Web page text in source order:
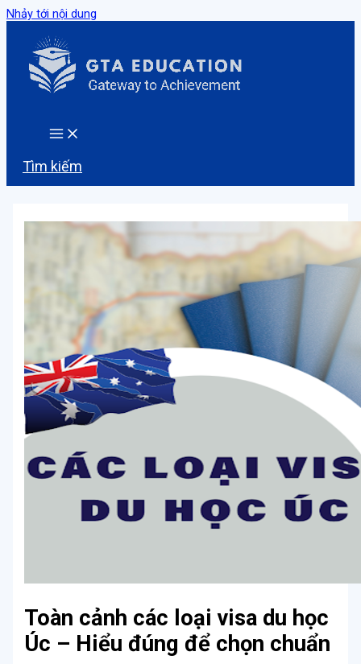
Nhảy tới nội dung
Tìm kiếm
Toàn cảnh các loại visa du học
Úc – Hiểu đúng để chọn chuẩn